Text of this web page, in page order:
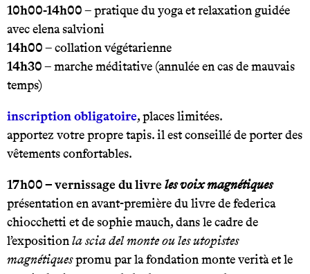
10h00-14h00– pratique du yoga et relaxation guidée
avec elena salvioni
14h00– collation végétarienne
14h30– marche méditative (annulée en cas de mauvais
temps)
inscription obligatoire, places limitées.
apportez votre propre tapis. il est conseillé de porter des
vêtements confortables.
17h00 – vernissage du livreles voix magnétiques
présentation en avant-première du livre de federica
chiocchetti et de sophie mauch, dans le cadre de
l’expositionla scia del monte ou les utopistes
magnétiquespromu par la fondation monte verità et le